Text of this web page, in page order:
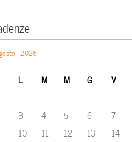
2026
L M M G V
3 4 5 6 7
10 11 12 13 14